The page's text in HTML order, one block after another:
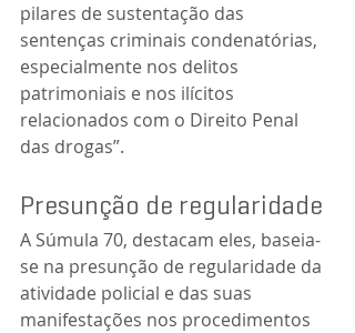
pilares de sustentação das
sentenças criminais condenatórias,
especialmente nos delitos
patrimoniais e nos ilícitos
relacionados com o Direito Penal
das drogas”.
Presunção de regularidade
A Súmula 70, destacam eles, baseia-
se na presunção de regularidade da
atividade policial e das suas
manifestações nos procedimentos